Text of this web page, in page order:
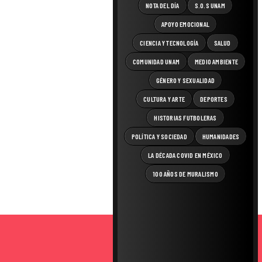
NOTA DEL DÍA S.O.S UNAM
APOYO EMOCIONAL
CIENCIA Y TECNOLOGÍA SALUD
COMUNIDAD UNAM MEDIO AMBIENTE
GÉNERO Y SEXUALIDAD
CULTURA Y ARTE DEPORTES
HISTORIAS FUTBOLERAS
POLÍTICA Y SOCIEDAD HUMANIDADES
LA DÉCADA COVID EN MÉXICO
100 AÑOS DE MURALISMO